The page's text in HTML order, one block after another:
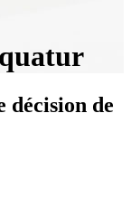
décision de